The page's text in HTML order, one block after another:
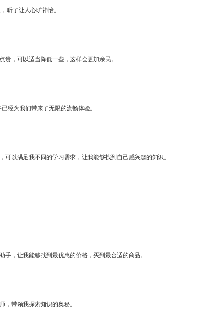
听了让人心旷神怡。
贵，可以适当降低一些，这样会更加亲民。
经为我们带来了无限的流畅体验。
可以满足我不同的学习需求，让我能够找到自己感兴趣的知识。
手，让我能够找到最优惠的价格，买到最合适的商品。
，带领我探索知识的奥秘。